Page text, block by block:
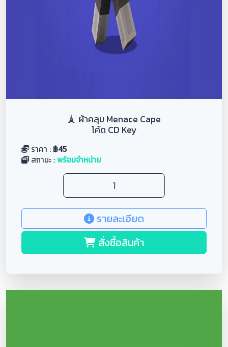
🗼 ผ้าคลุม Menace Cape
โค้ด CD Key
ราคา : ฿45
สถานะ :พร้อมจำหน่าย
รายละเอียด
สั่งซื้อสินค้า